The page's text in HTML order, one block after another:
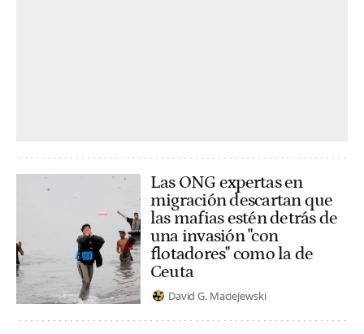
Las ONG expertas en
migración descartan que
las mafias estén detrás de
una invasión "con
flotadores" como la de
Ceuta
David G. Maciejewski